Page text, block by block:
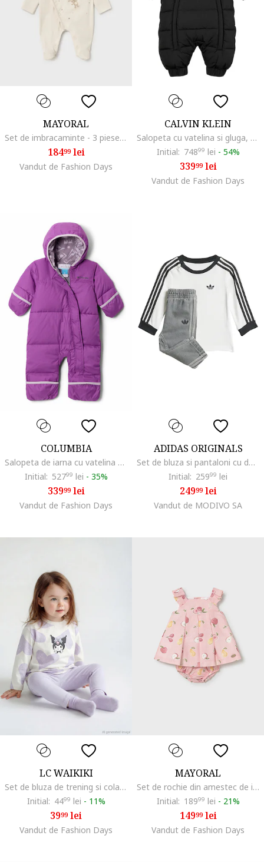
MAYORAL
Set de imbracaminte - 3 piese, Alb murdar/Bej deschis
18499lei
Vandut de Fashion Days
CALVIN KLEIN
Salopeta cu vatelina si gluga, Negru
Initial: 74899 lei - 54%
33999lei
Vandut de Fashion Days
COLUMBIA
Salopeta de iarna cu vatelina Snuggly Bunny II, Violet prafuit
Initial: 52799 lei - 35%
33999lei
Vandut de Fashion Days
ADIDAS ORIGINALS
Set de bluza si pantaloni cu detalii logo, Alb/Negru
Initial: 25999 lei
24999lei
Vandut de MODIVO SA
LC WAIKIKI
Set de bluza de trening si colanti - 2 piese, Alb/Lila
Initial: 4499 lei - 11%
3999lei
Vandut de Fashion Days
MAYORAL
Set de rochie din amestec de in cu model si chiloti - 2 piese, Roz pastel
Initial: 18999 lei - 21%
14999lei
Vandut de Fashion Days